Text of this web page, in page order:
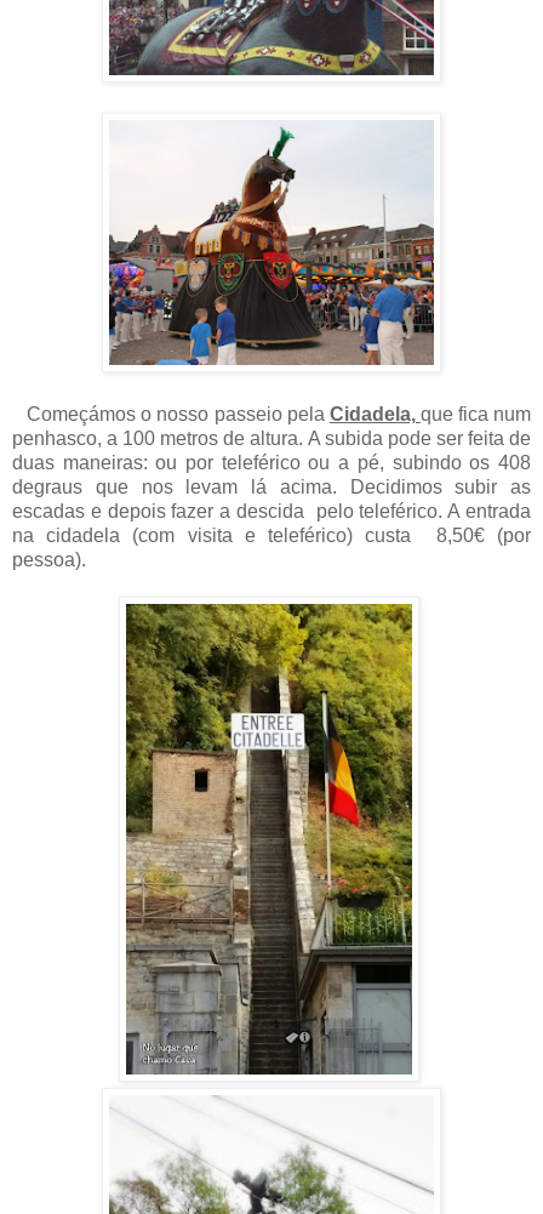
Começámos o nosso passeio pela Cidadela, que fica num
penhasco, a 100 metros de altura. A subida pode ser feita de
duas maneiras: ou por teleférico ou a pé, subindo os 408
degraus que nos levam lá acima. Decidimos subir as
escadas e depois fazer a descida pelo teleférico. A entrada
na cidadela (com visita e teleférico) custa 8,50€ (por
pessoa).